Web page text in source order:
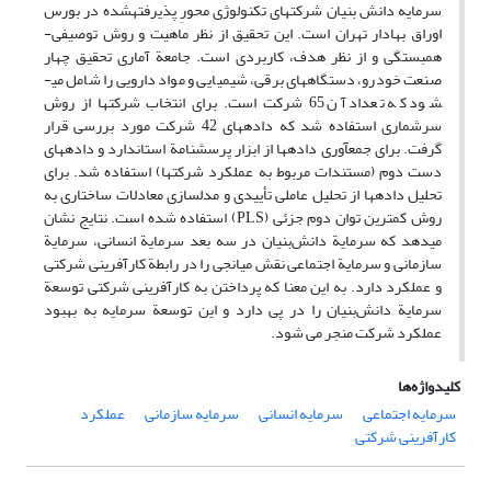
سرمایه دانش بنیان شرکت­های تکنولوژی محورِ پذیرفته­شده در بورس
اوراق بهادار تهران است. این تحقیق از نظر ماهیت و روش توصیفی-
همبستگی و از نظر هدف، کاربردی است. جامعة آماری تحقیق چهار
صنعت خودرو، دستگاه­های برقی، شیمیایی و مواد دارویی را شامل می­
شود که تعداد آن 65 شرکت است. برای انتخاب شرکت­ها از روش
سرشماری استفاده شد که داده­های 42 شرکت مورد بررسی قرار
گرفت. برای جمع­آوری داده­ها از ابزار پرسشنامة استاندارد و داده­های
دست دوم (مستندات مربوط به عملکرد شرکت­ها) استفاده شد. برای
تحلیل داده­ها از تحلیل عاملی تأییدی و مدل­سازی معادلات ساختاری به
روش کمترین توان دوم جزئی (PLS) استفاده شده است. نتایج نشان
می­دهد که سرمایة دانش‌بنیان در سه بعد سرمایة انسانی، سرمایة
سازمانی و سرمایة اجتماعی نقش میانجی را در رابطة کارآفرینی شرکتی
و عملکرد دارد. به این معنا که پرداختن به کارآفرینی شرکتی توسعة
سرمایة دانش‌بنیان را در پی دارد و این توسعة سرمایه به بهبود
عملکرد شرکت منجر می­ شود.
کلیدواژه‌ها
سرمایه اجتماعی
سرمایه انسانی سرمایه سازمانی عملکرد
کارآفرینی شرکتی